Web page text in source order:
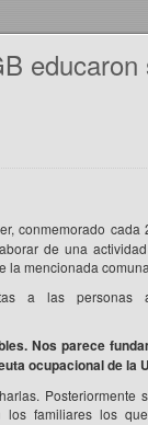
conmemorado cada
de una
la mencionada
a las personas
Nos parece
ocupacional de la
los familiares los